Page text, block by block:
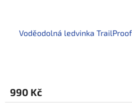
Voděodolná ledvinka
990 Kč